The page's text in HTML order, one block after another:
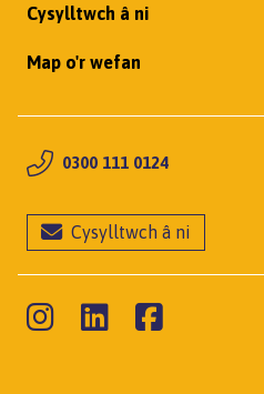
Cysylltwch â ni
Map o'r wefan
0300 111 0124
Cysylltwch â ni